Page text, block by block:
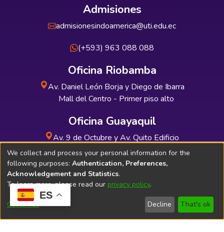
ES
Admisiones
admisionesindoamerica@uti.edu.ec
(+593) 963 088 088
Oficina Riobamba
Av. Daniel León Borja y Diego de Ibarra
Mall del Centro - Primer piso alto
Oficina Guayaquil
Av. 9 de Octubre y Av. Quito Edificio
INDUAUTO - Planta baja
Soporte Técnico Bibliolatino.com
We collect and process your personal information for the
following purposes: Authentication, Preferences,
Acknowledgement and Statistics.
To learn more, please read our privacy policy.
Customize Decline That's ok